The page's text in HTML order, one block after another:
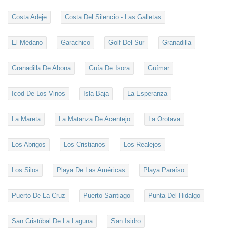
Costa Adeje Costa Del Silencio - Las Galletas
El Médano Garachico Golf Del Sur Granadilla
Granadilla De Abona Guía De Isora Güímar
Icod De Los Vinos Isla Baja La Esperanza
La Mareta La Matanza De Acentejo La Orotava
Los Abrigos Los Cristianos Los Realejos
Los Silos Playa De Las Américas Playa Paraíso
Puerto De La Cruz Puerto Santiago Punta Del Hidalgo
San Cristóbal De La Laguna San Isidro